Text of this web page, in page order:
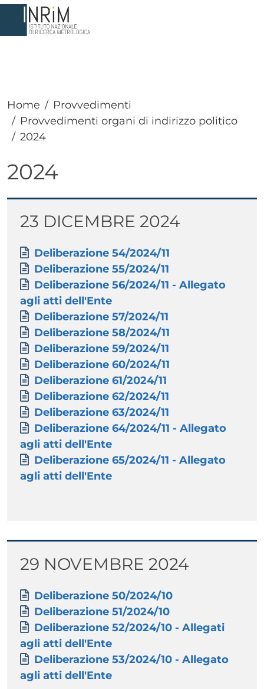
Salta al contenuto principale
Home
Provvedimenti
Provvedimenti organi di indirizzo politico
2024
2024
Titolo
23 DICEMBRE 2024
Paragrafo
Allegati
Documento
Deliberazione 54/2024/11
Documento
Deliberazione 55/2024/11
Documento
Deliberazione 56/2024/11 - Allegato
agli atti dell'Ente
Documento
Deliberazione 57/2024/11
Documento
Deliberazione 58/2024/11
Documento
Deliberazione 59/2024/11
Documento
Deliberazione 60/2024/11
Documento
Deliberazione 61/2024/11
Documento
Deliberazione 62/2024/11
Documento
Deliberazione 63/2024/11
Documento
Deliberazione 64/2024/11 - Allegato
agli atti dell'Ente
Documento
Deliberazione 65/2024/11 - Allegato
agli atti dell'Ente
Titolo
29 NOVEMBRE 2024
Paragrafo
Allegati
Documento
Deliberazione 50/2024/10
Documento
Deliberazione 51/2024/10
Documento
Deliberazione 52/2024/10 - Allegati
agli atti dell'Ente
Documento
Deliberazione 53/2024/10 - Allegato
agli atti dell'Ente